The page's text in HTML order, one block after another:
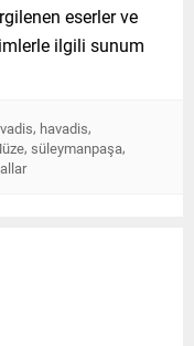
eserler ve
ilgili sunum
, havadis,
, süleymanpaşa,